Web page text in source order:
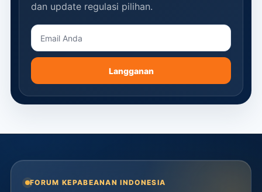
dan update regulasi pilihan.
Langganan
FORUM KEPABEANAN INDONESIA